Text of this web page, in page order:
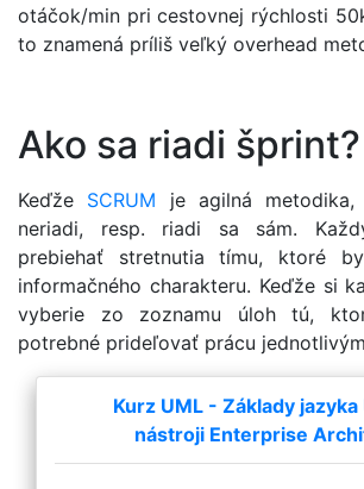
otáčok/min pri cestovnej rýchlosti
to znamená príliš veľký overhead
Ako sa riadi šprint?
Keďže SCRUM je agilná
neriadi, resp. riadi sa sám.
prebiehať stretnutia tímu, ktoré
informačného charakteru. Keďže si
vyberie zo zoznamu úloh tú,
potrebné prideľovať prácu
Kurz UML - Základy jazyka
nástroji Enterprise